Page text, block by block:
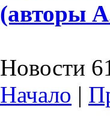
(авторы
Новости
Начало |